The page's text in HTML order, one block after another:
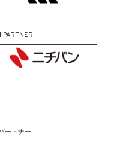
PARTNER
ートナー